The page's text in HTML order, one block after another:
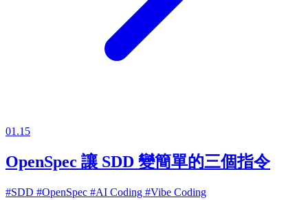
01.15
OpenSpec 讓 SDD 變簡單的三個指令
#SDD #OpenSpec #AI Coding #Vibe Coding